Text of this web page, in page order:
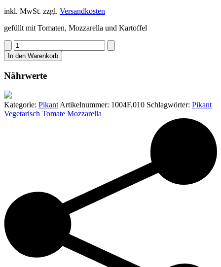
inkl. MwSt. zzgl. Versandkosten
gefüllt mit Tomaten, Mozzarella und Kartoffel
Tomaten-
Mozzarellanudel
(10
Stück)
Menge
In den Warenkorb
Nährwerte
Kategorie: Pikant Artikelnummer: 1004F,010 Schlagwörter: Pikant
Vegetarisch Tomate Mozzarella